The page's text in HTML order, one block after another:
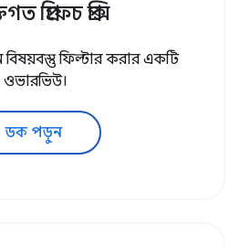
প্রিফেচ প্রক্সি
বিষয়বস্তু ফিল্টার করার একটি
ওভারভিউ।
ডক পড়ুন